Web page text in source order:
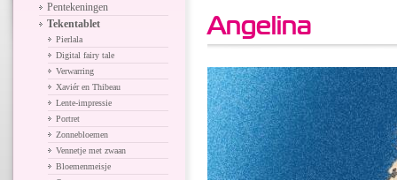
Pentekeningen
Tekentablet
Pierlala
Digital fairy tale
Verwarring
Xaviér en Thibeau
Lente-impressie
Portret
Zonnebloemen
Vennetje met zwaan
Bloemenmeisje
Angelina